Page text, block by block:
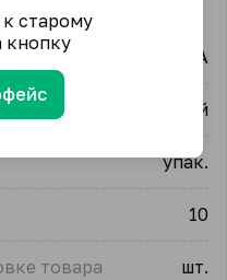
GAMMA
Китай
упак.
10
товара шт.
старому
кнопку